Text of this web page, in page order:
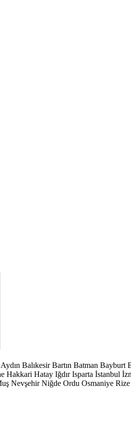
Aydın Balıkesir Bartın Batman Bayburt
Hakkari Hatay Iğdır Isparta İstanbul
Nevşehir Niğde Ordu Osmaniye Rize